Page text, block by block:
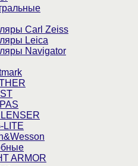
Carl Zeiss
Leica
Navigator
LITE
ARMOR